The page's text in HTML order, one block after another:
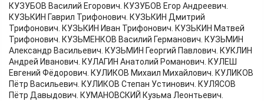
КУЗУБОВ Василий Егорович. КУЗУБОВ Егор Андреевич.
КУЗЬКИН Гаврил Трифонович. КУЗЬКИН Дмитрий
Трифонович. КУЗЬКИН Иван Трифонович. КУЗЬКИН Матвей
Трифонович. КУЗЬМЕНКОВ Василий Германович. КУЗЬМИН
Александр Васильевич. КУЗЬМИН Георгий Павлович. КУКЛИН
Андрей Иванович. КУЛАГИН Анатолий Романович. КУЛЕШ
Евгений Фёдорович. КУЛИКОВ Михаил Михайлович. КУЛИКОВ
Пётр Васильевич. КУЛИКОВ Степан Устинович. КУЛЯСОВ
Пётр Давыдович. КУМАНОВСКИЙ Кузьма Леонтьевич.